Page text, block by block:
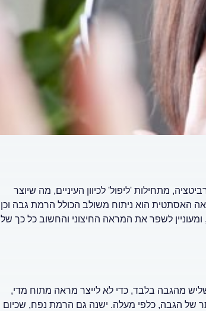
מתחילות 'ליפול' לכיוון העיניים, מה שיוצר
האסתטית הוא ניתוח משולב הכולל הרמת גבה וכן
לשפר את המראה החיצוני והחשוב כל כך של
שליש מהגבה בלבד, כדי לא לייצר מראה מתוח מדי,
של הגבה, כלפי מעלה. ישנה גם הרמת נפח, שכיום